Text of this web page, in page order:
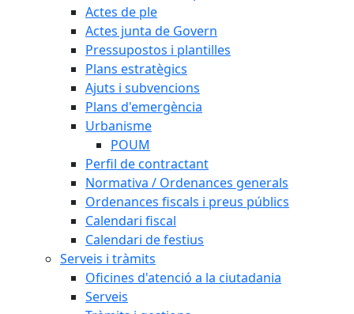
Actes de ple
Actes junta de Govern
Pressupostos i plantilles
Plans estratègics
Ajuts i subvencions
Plans d'emergència
Urbanisme
POUM
Perfil de contractant
Normativa / Ordenances generals
Ordenances fiscals i preus públics
Calendari fiscal
Calendari de festius
Serveis i tràmits
Oficines d'atenció a la ciutadania
Serveis